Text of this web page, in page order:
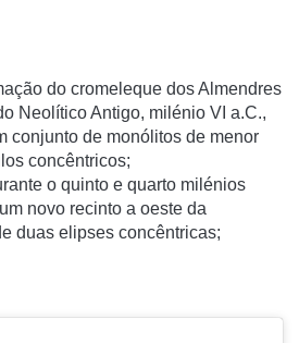
do cromeleque dos Almendres
Neolítico Antigo, milénio VI a.C.,
conjunto de monólitos de menor
concêntricos;
o quinto e quarto milénios
novo recinto a oeste da
duas elipses concêntricas;